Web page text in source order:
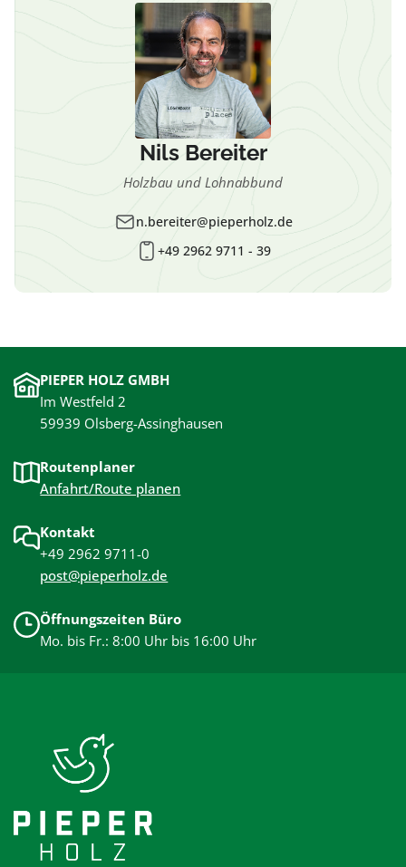
Nils Bereiter
Holzbau und Lohnabbund
n.bereiter@pieperholz.de
+49 2962 9711 - 39
PIEPER HOLZ GMBH
Im Westfeld 2
59939 Olsberg-Assinghausen
Routenplaner
Anfahrt/Route planen
Kontakt
+49 2962 9711-0
post@pieperholz.de
Öffnungszeiten Büro
Mo. bis Fr.: 8:00 Uhr bis 16:00 Uhr